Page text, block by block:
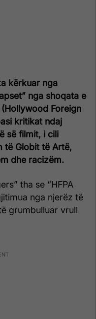
kërkuar nga
nga shoqata e
Foreign
kritikat ndaj
së filmit, i cili
të Globit të Artë,
dhe racizëm.
tha se “HFPA
nga njerëz të
grumbulluar vrull